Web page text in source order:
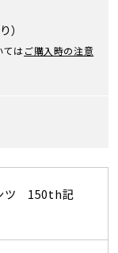
）
てはご購入時の注意
ツ 150th記